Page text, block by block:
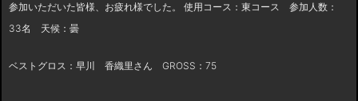
参加いただいた皆様、お疲れ様でした。 使用コース：東コース 参加人数：
33名 天候：曇
ベストグロス：早川 香織里さん GROSS：75